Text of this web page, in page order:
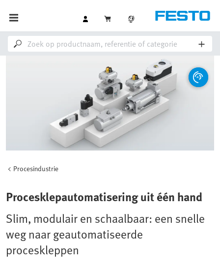
Procesindustrie
Procesklepautomatisering uit één hand
Slim, modulair en schaalbaar: een snelle
weg naar geautomatiseerde
proceskleppen